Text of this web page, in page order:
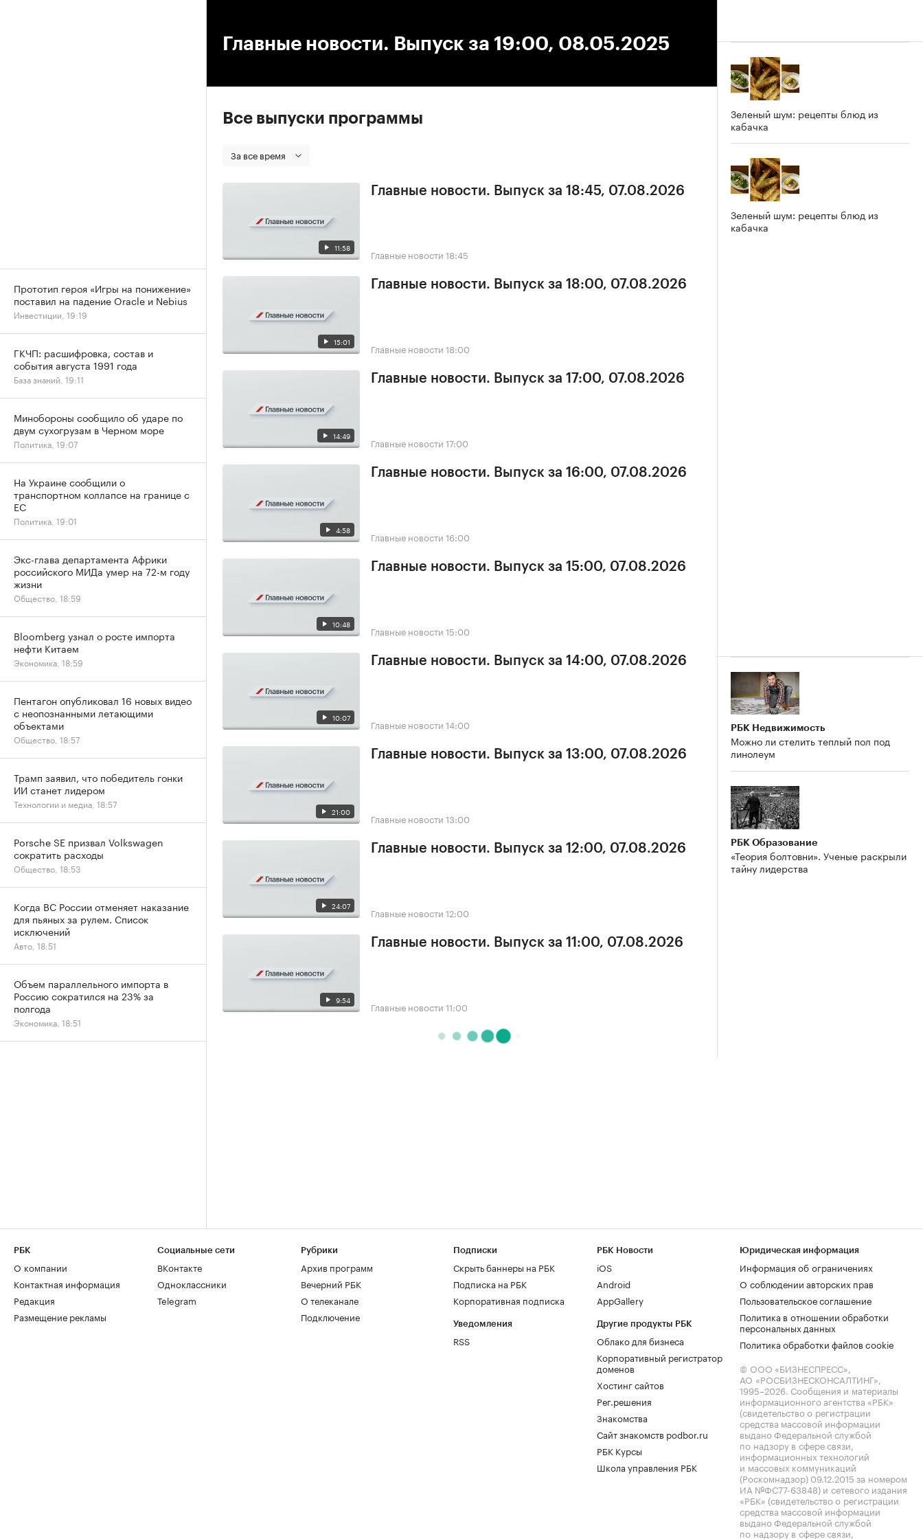
Главные новости. Выпуск за 19:00, 08.05.2025
Все выпуски программы
За все время
11:58
Главные новости. Выпуск за 18:45, 07.08.2026
Главные новости 18:45
15:01
Главные новости. Выпуск за 18:00, 07.08.2026
Главные новости 18:00
14:49
Главные новости. Выпуск за 17:00, 07.08.2026
Главные новости 17:00
4:58
Главные новости. Выпуск за 16:00, 07.08.2026
Главные новости 16:00
10:48
Главные новости. Выпуск за 15:00, 07.08.2026
Главные новости 15:00
10:07
Главные новости. Выпуск за 14:00, 07.08.2026
Главные новости 14:00
21:00
Главные новости. Выпуск за 13:00, 07.08.2026
Главные новости 13:00
24:07
Главные новости. Выпуск за 12:00, 07.08.2026
Главные новости 12:00
9:54
Главные новости. Выпуск за 11:00, 07.08.2026
Главные новости 11:00
Зеленый шум: рецепты блюд из
кабачка
Зеленый шум: рецепты блюд из
кабачка
РБК Недвижимость
Можно ли стелить теплый пол под
линолеум
РБК Образование
«Теория болтовни». Ученые раскрыли
тайну лидерства
Прототип героя «Игры на понижение»
поставил на падение Oracle и Nebius
Инвестиции, 19:19
ГКЧП: расшифровка, состав и
события августа 1991 года
База знаний, 19:11
Минобороны сообщило об ударе по
двум сухогрузам в Черном море
Политика, 19:07
На Украине сообщили о
транспортном коллапсе на границе с
ЕС
Политика, 19:01
Экс-глава департамента Африки
российского МИДа умер на 72-м году
жизни
Общество, 18:59
Bloomberg узнал о росте импорта
нефти Китаем
Экономика, 18:59
Пентагон опубликовал 16 новых видео
с неопознанными летающими
объектами
Общество, 18:57
Трамп заявил, что победитель гонки
ИИ станет лидером
Технологии и медиа, 18:57
Porsche SE призвал Volkswagen
сократить расходы
Общество, 18:53
Когда ВС России отменяет наказание
для пьяных за рулем. Список
исключений
Авто, 18:51
Объем параллельного импорта в
Россию сократился на 23% за
полгода
Экономика, 18:51
РБК
О компании
Контактная информация
Редакция
Размещение рекламы
Социальные сети
ВКонтакте
Одноклассники
Telegram
Рубрики
Архив программ
Вечерний РБК
О телеканале
Подключение
Подписки
Скрыть баннеры на РБК
Подписка на РБК
Корпоративная подписка
Уведомления
RSS
РБК Новости
iOS
Android
AppGallery
Другие продукты РБК
Облако для бизнеса
Корпоративный регистратор
доменов
Хостинг сайтов
Рег.решения
Знакомства
Сайт знакомств podbor.ru
РБК Курсы
Школа управления РБК
Юридическая информация
Информация об ограничениях
О соблюдении авторских прав
Пользовательское соглашение
Политика в отношении обработки
персональных данных
Политика обработки файлов cookie
© ООО «БИЗНЕСПРЕСС»,
АО «РОСБИЗНЕСКОНСАЛТИНГ»,
1995–2026. Сообщения и материалы
информационного агентства «РБК»
(свидетельство о регистрации
средства массовой информации
выдано Федеральной службой
по надзору в сфере связи,
информационных технологий
и массовых коммуникаций
(Роскомнадзор) 09.12.2015 за номером
ИА №ФС77-63848) и сетевого издания
«РБК» (свидетельство о регистрации
средства массовой информации
выдано Федеральной службой
по надзору в сфере связи,